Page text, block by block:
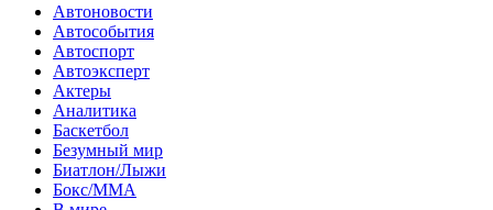
Автоновости
Автособытия
Автоспорт
Автоэксперт
Актеры
Аналитика
Баскетбол
Безумный мир
Биатлон/Лыжи
Бокс/MMA